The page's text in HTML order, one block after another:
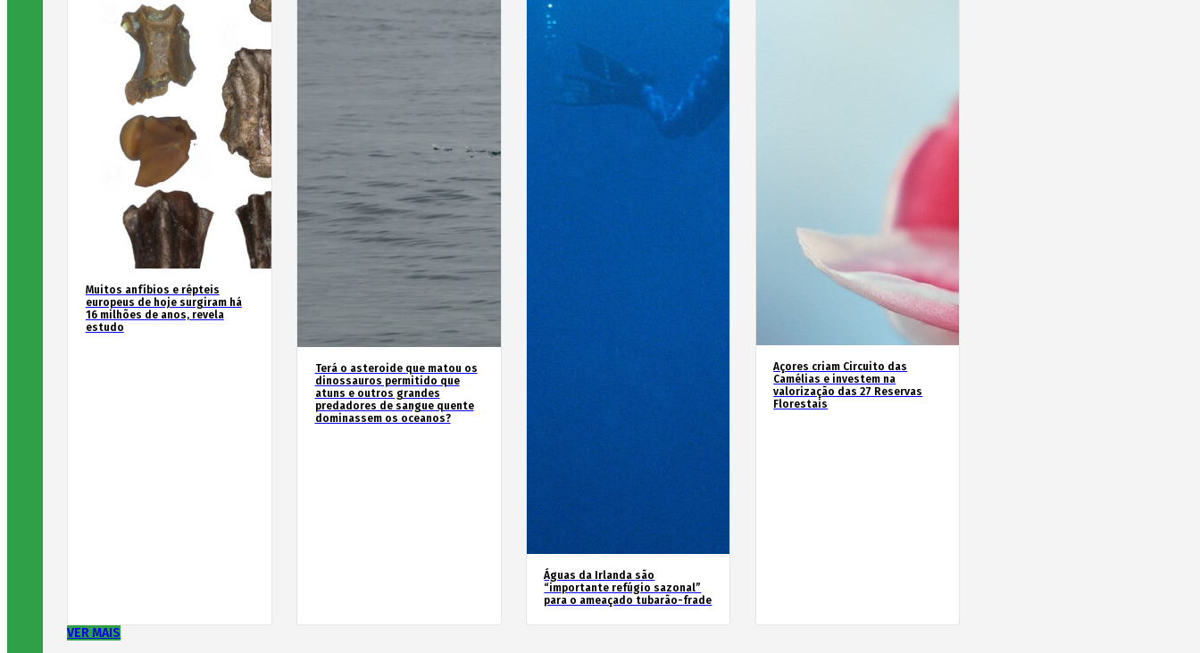
Muitos anfíbios e répteis
europeus de hoje surgiram há
16 milhões de anos, revela
estudo
Terá o asteroide que matou os
dinossauros permitido que
atuns e outros grandes
predadores de sangue quente
dominassem os oceanos?
Águas da Irlanda são
“importante refúgio sazonal”
para o ameaçado tubarão-frade
Açores criam Circuito das
Camélias e investem na
valorização das 27 Reservas
Florestais
VER MAIS